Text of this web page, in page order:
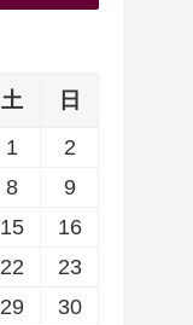
土
日
1
2
8
9
15
16
22
23
29
30